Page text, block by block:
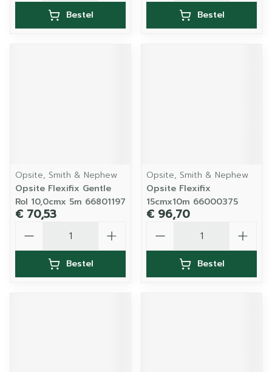
Bestel Bestel
Opsite, Smith & Nephew
Opsite Flexifix Gentle
Rol 10,0cmx 5m 66801197
€ 70,53
Bestel
Opsite, Smith & Nephew
Opsite Flexifix
15cmx10m 66000375
€ 96,70
Bestel